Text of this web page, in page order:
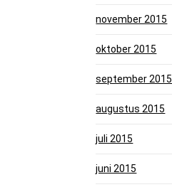
november 2015
oktober 2015
september 2015
augustus 2015
juli 2015
juni 2015